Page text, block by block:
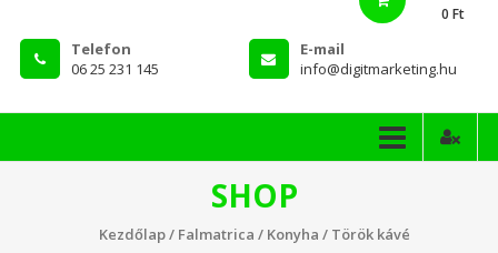
0 Ft
Telefon
06 25 231 145
E-mail
info@digitmarketing.hu
SHOP
Kezdőlap/ Falmatrica / Konyha / Török kávé